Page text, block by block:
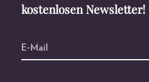
kostenlosen Newsletter!